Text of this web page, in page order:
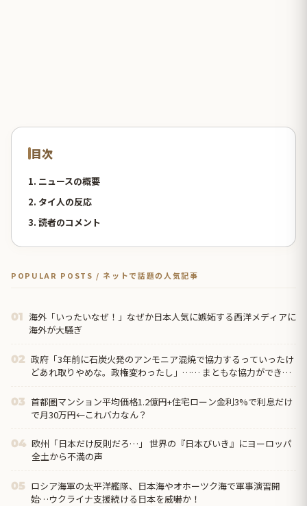
目次
1. ニュースの概要
2. タイ人の反応
3. 読者のコメント
POPULAR POSTS / ネットで話題の人気記事
01 海外「いったいなぜ！」なぜか日本人気に嫉妬する西洋メディアに
海外が大騒ぎ
02 政府「3年前に石炭火発のアンモニア混焼で協力するっていったけ
どあれ取りやめな。政権変わったし」…… まともな協力ができな
03 首都圏マンション平均価格1.2億円+住宅ローン金利3%で利息だけ
で月30万円←これバカなん？
04 欧州「日本だけ反則だろ…」 世界の『日本びいき』にヨーロッパ
全土から不満の声
05 ロシア海軍の太平洋艦隊、日本海やオホーツク海で軍事演習開
始…ウクライナ支援続ける日本を威嚇か！